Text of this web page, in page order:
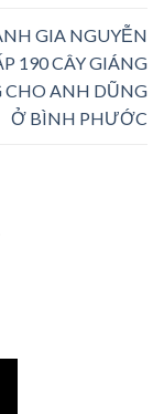
GIA NGUYỄN
190 CÂY GIÁNG
ANH DŨNG
Ở BÌNH PHƯỚC